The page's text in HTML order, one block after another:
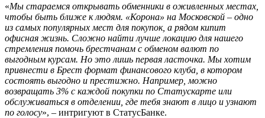
«Мы стараемся открывать обменники в оживленных местах,
чтобы быть ближе к людям. «Корона» на Московской – одно
из самых популярных мест для покупок, а рядом кипит
офисная жизнь. Сложно найти лучше локацию для нашего
стремления помочь брестчанам с обменом валют по
выгодным курсам. Но это лишь первая ласточка. Мы хотим
привнести в Брест формат финансового клуба, в котором
состоять выгодно и престижно. Например, можно
возвращать 3% с каждой покупки по Статускарте или
обслуживаться в отделении, где тебя знают в лицо и узнают
по голосу», – интригуют в СтатусБанке.